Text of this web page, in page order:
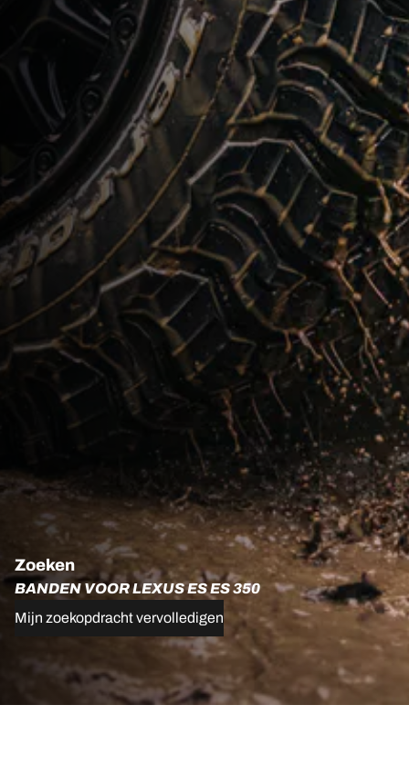
Zoeken
BANDEN VOOR LEXUS ES ES 350
Mijn zoekopdracht vervolledigen